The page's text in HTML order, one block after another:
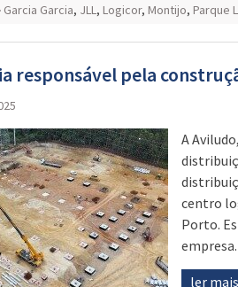
Garcia Garcia, JLL , Logicor, Montijo, Parque
responsável pela
A
centro
Porto.
ler